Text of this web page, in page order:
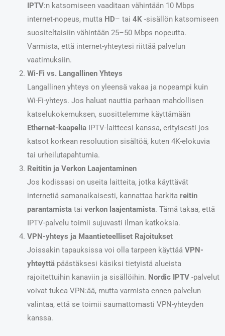
IPTV:n katsomiseen vaaditaan vähintään 10 Mbps
internet-nopeus, mutta HD– tai 4K-sisällön katsomiseen
suositeltaisiin vähintään 25–50 Mbps nopeutta.
Varmista, että internet-yhteytesi riittää palvelun
vaatimuksiin.
Wi-Fi vs. Langallinen Yhteys
Langallinen yhteys on yleensä vakaa ja nopeampi kuin
Wi-Fi-yhteys. Jos haluat nauttia parhaan mahdollisen
katselukokemuksen, suosittelemme käyttämään
Ethernet-kaapeliaIPTV-laitteesi kanssa, erityisesti jos
katsot korkean resoluution sisältöä, kuten 4K-elokuvia
tai urheilutapahtumia.
Reititin ja Verkon Laajentaminen
Jos kodissasi on useita laitteita, jotka käyttävät
internetiä samanaikaisesti, kannattaa harkita reitin
parantamistatai verkon laajentamista. Tämä takaa, että
IPTV-palvelu toimii sujuvasti ilman katkoksia.
VPN-yhteys ja Maantieteelliset Rajoitukset
Joissakin tapauksissa voi olla tarpeen käyttää VPN-
yhteyttäpäästäksesi käsiksi tietyistä alueista
rajoitettuihin kanaviin ja sisällöihin. Nordic IPTV-palvelut
voivat tukea VPN:ää, mutta varmista ennen palvelun
valintaa, että se toimii saumattomasti VPN-yhteyden
kanssa.